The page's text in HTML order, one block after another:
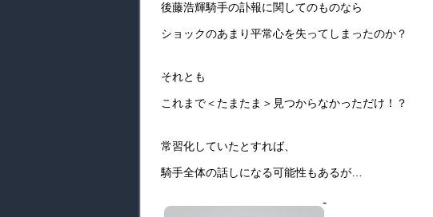
後藤浩輝騎手の訃報に関してのものなら
ショックのあまり平常心を失ってしまったのか？
それとも
これまで＜たまたま＞見つからなかっただけ！？
常習化していたとすれば、
騎手全体の話しになる可能性もあるが…